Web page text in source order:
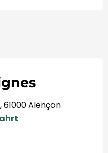
61000 Alençon